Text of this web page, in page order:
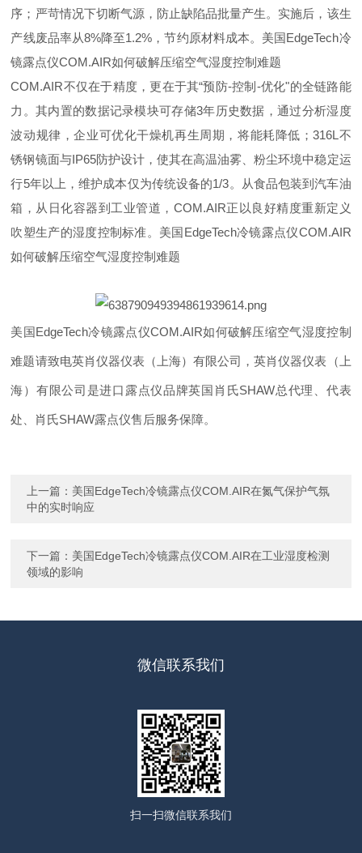
序；严苛情况下切断气源，防止缺陷品批量产生。实施后，该生
产线废品率从8%降至1.2%，节约原材料成本。 美国EdgeTech冷
镜露点仪COM.AIR如何破解压缩空气湿度控制难题
COM.AIR不仅在于精度，更在于其“预防-控制-优化"的全链路能
力。其内置的数据记录模块可存储3年历史数据，通过分析湿度
波动规律，企业可优化干燥机再生周期，将能耗降低；316L不
锈钢镜面与IP65防护设计，使其在高温油雾、粉尘环境中稳定运
行5年以上，维护成本仅为传统设备的1/3。从食品包装到汽车油
箱，从日化容器到工业管道，COM.AIR正以良好精度重新定义
吹塑生产的湿度控制标准。 美国EdgeTech冷镜露点仪COM.AIR
如何破解压缩空气湿度控制难题
美国EdgeTech冷镜露点仪COM.AIR如何破解压缩空气湿度控制
难题请致电英肖仪器仪表（上海）有限公司，英肖仪器仪表（上
海）有限公司是进口露点仪品牌英国肖氏SHAW总代理、代表
处、肖氏SHAW露点仪售后服务保障。
上一篇： 美国EdgeTech冷镜露点仪COM.AIR在氮气保护气氛
中的实时响应
下一篇： 美国EdgeTech冷镜露点仪COM.AIR在工业湿度检测
领域的影响
微信联系我们
扫一扫微信联系我们